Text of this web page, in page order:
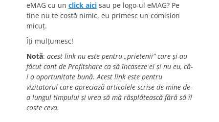
eMAG cu un click aici sau pe logo-ul eMAG? Pe
tine nu te costă nimic, eu primesc un comision
micuț.
Îți mulțumesc!
Notă: acest link nu este pentru „prietenii” care și-au
făcut cont de Profitshare ca să încaseze ei și nu eu, că-
i o oportunitate bună. Acest link este pentru
vizitatorul care apreciază articolele scrise de mine de-
a lungul timpului și vrea să mă răsplătească fără să îl
coste ceva.